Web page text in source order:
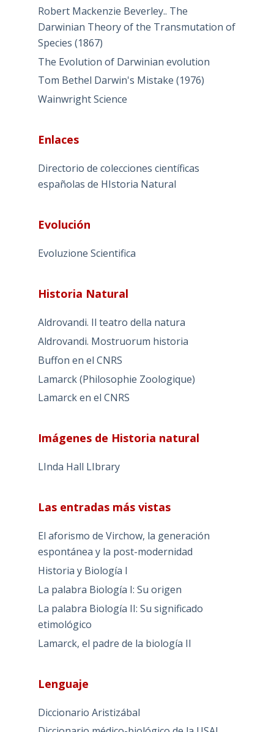
Robert Mackenzie Beverley.. The
Darwinian Theory of the Transmutation of
Species (1867)
The Evolution of Darwinian evolution
Tom Bethel Darwin's Mistake (1976)
Wainwright Science
Enlaces
Directorio de colecciones científicas
españolas de HIstoria Natural
Evolución
Evoluzione Scientifica
Historia Natural
Aldrovandi. Il teatro della natura
Aldrovandi. Mostruorum historia
Buffon en el CNRS
Lamarck (Philosophie Zoologique)
Lamarck en el CNRS
Imágenes de Historia natural
LInda Hall LIbrary
Las entradas más vistas
El aforismo de Virchow, la generación
espontánea y la post-modernidad
Historia y Biología I
La palabra Biología I: Su origen
La palabra Biología II: Su significado
etimológico
Lamarck, el padre de la biología II
Lenguaje
Diccionario Aristizábal